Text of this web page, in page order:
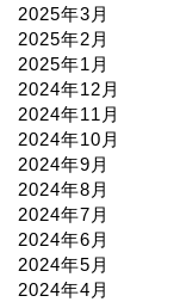
2025年3月
2025年2月
2025年1月
2024年12月
2024年11月
2024年10月
2024年9月
2024年8月
2024年7月
2024年6月
2024年5月
2024年4月